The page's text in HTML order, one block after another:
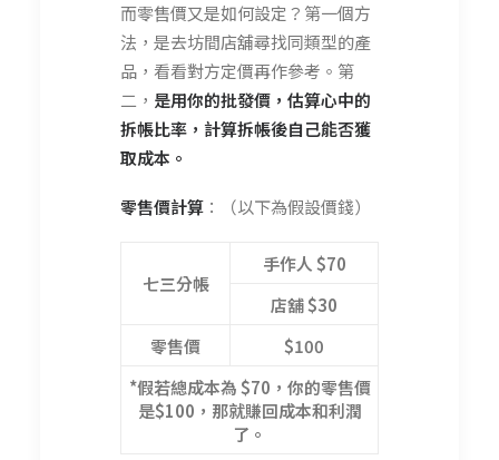
而零售價又是如何設定？第一個方
法，是去坊間店舖尋找同類型的產
品，看看對方定價再作參考。第
二， 是用你的批發價，估算心中的
拆帳比率，計算拆帳後自己能否獲
取成本。
零售價計算 ：（以下為假設價錢）
七三分帳
手作人 $70
店舖 $30
零售價
$100
*假若總成本為 $70，你的零售價
是$100，那就賺回成本和利潤
了。